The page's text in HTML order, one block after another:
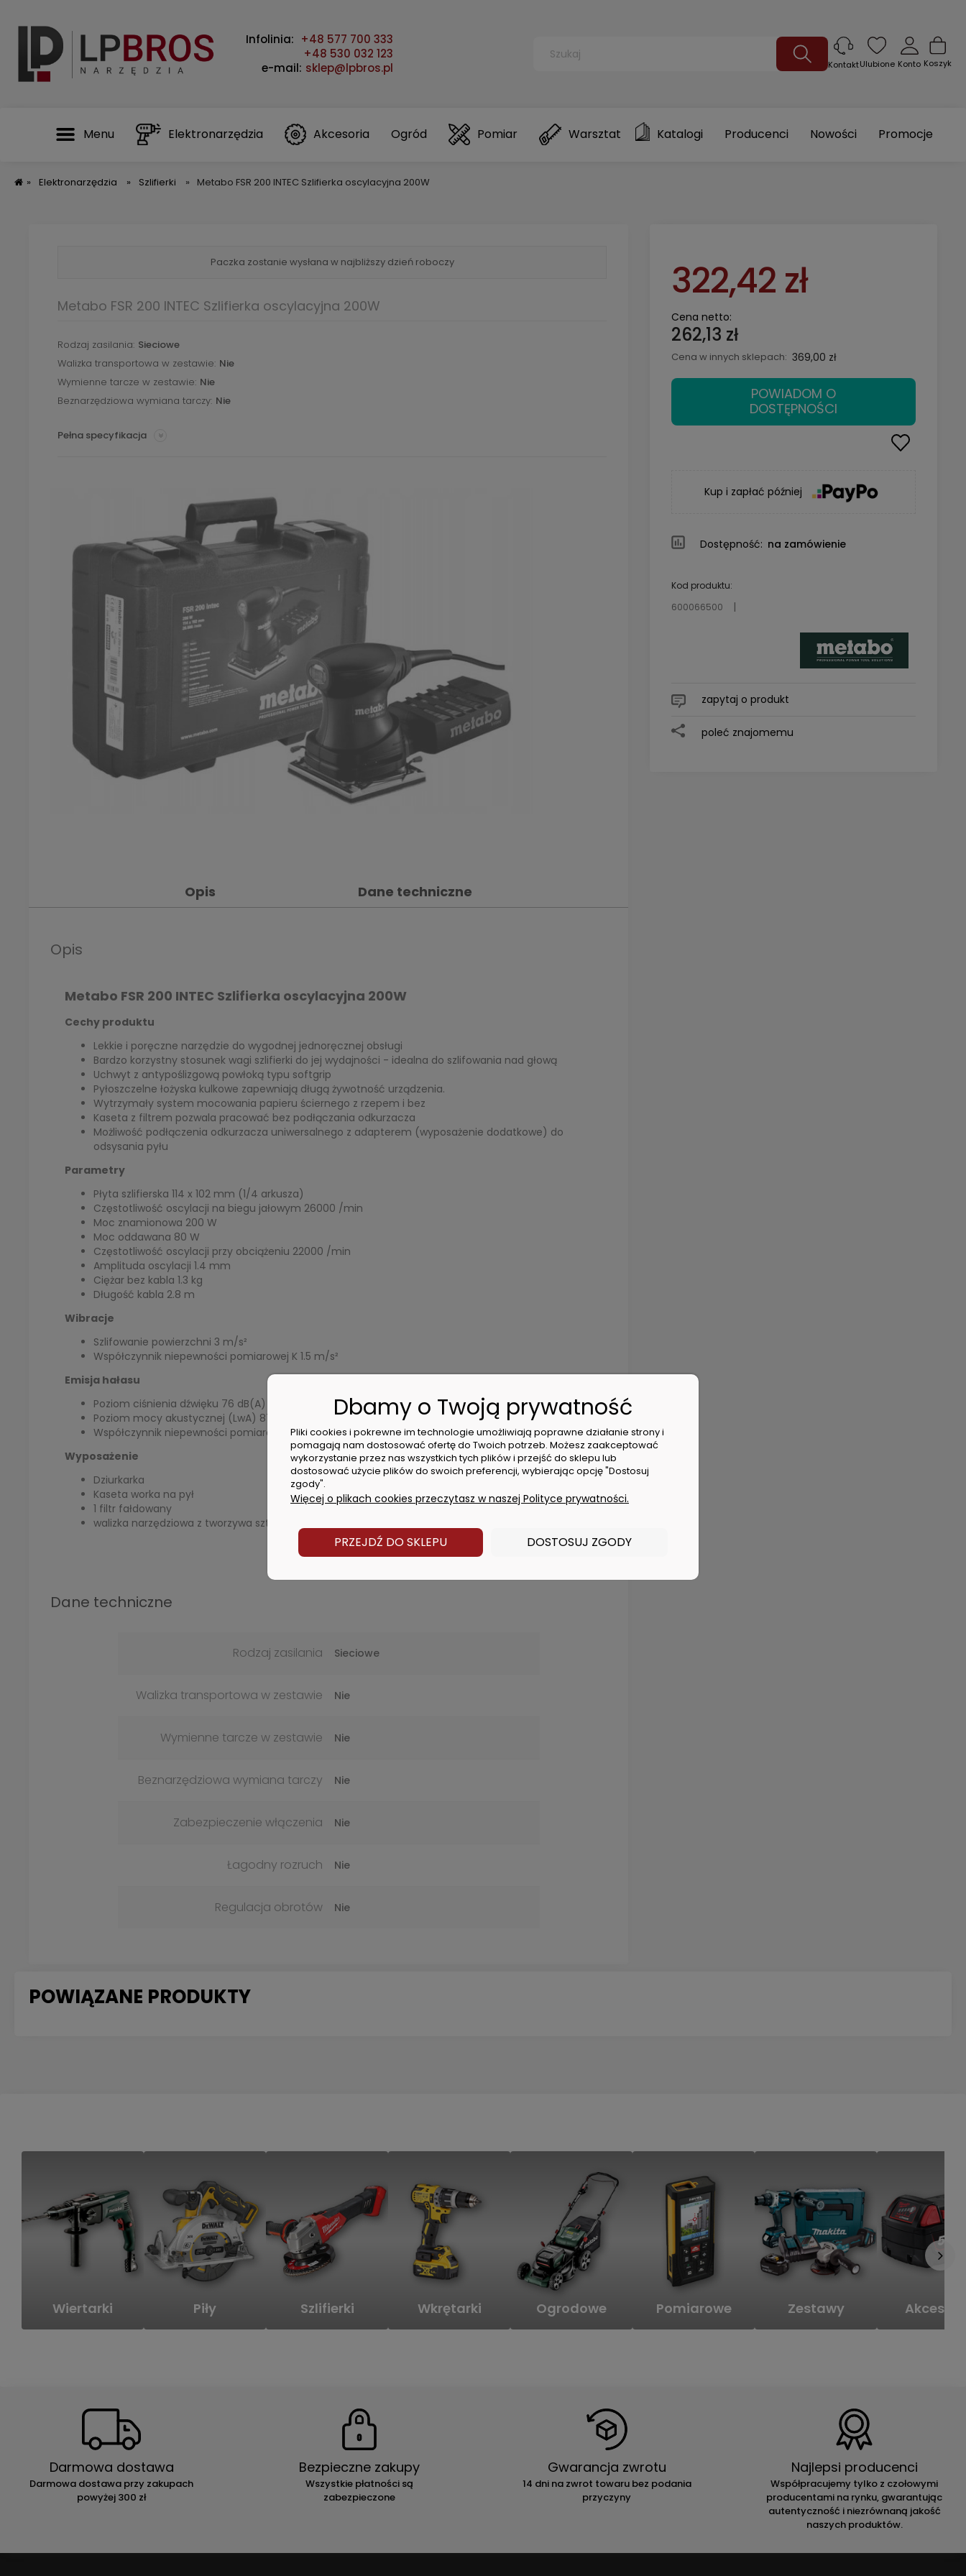
Infolinia: +48 577 700 333
+48 530 032 123
e-mail: sklep@lpbros.pl Koszyk
Konto
Ulubione
Kontakt
Menu Elektronarzędzia Akcesoria Ogród Pomiar Warsztat Katalogi Producenci Nowości Promocje
» Elektronarzędzia » Szlifierki » Metabo FSR 200 INTEC Szlifierka oscylacyjna 200W
Paczka zostanie wysłana w najbliższy dzień roboczy
Metabo FSR 200 INTEC Szlifierka oscylacyjna 200W
Rodzaj zasilania Sieciowe
Walizka transportowa w zestawie Nie
Wymienne tarcze w zestawie Nie
Beznarzędziowa wymiana tarczy Nie
Pełna specyfikacja
Opis Dane techniczne
Opis
Metabo FSR 200 INTEC Szlifierka oscylacyjna 200W
Cechy produktu
Lekkie i poręczne narzędzie do wygodnej jednoręcznej obsługi
Bardzo korzystny stosunek wagi szlifierki do jej wydajności - idealna do szlifowania nad głową
Uchwyt z antypoślizgową powłoką typu softgrip
Pyłoszczelne łożyska kulkowe zapewniają długą żywotność urządzenia.
Wytrzymały system mocowania papieru ściernego z rzepem i bez
Kaseta z filtrem pozwala pracować bez podłączania odkurzacza
Możliwość podłączenia odkurzacza uniwersalnego z adapterem (wyposażenie dodatkowe) do
odsysania pyłu
Parametry
Płyta szlifierska 114 x 102 mm (1/4 arkusza)
Częstotliwość oscylacji na biegu jałowym 26000 /min
Moc znamionowa 200 W
Moc oddawana 80 W
Częstotliwość oscylacji przy obciążeniu 22000 /min
Amplituda oscylacji 1.4 mm
Ciężar bez kabla 1.3 kg
Długość kabla 2.8 m
Wibracje
Szlifowanie powierzchni 3 m/s²
Współczynnik niepewności pomiarowej K 1.5 m/s²
Emisja hałasu
Poziom ciśnienia dźwięku 76 dB(A)
Poziom mocy akustycznej (LwA) 87 dB(A)
Współczynnik niepewności pomiarowej K 3 dB(A)
Wyposażenie
Dziurkarka
Kaseta worka na pył
1 filtr fałdowany
walizka narzędziowa z tworzywa sztucznego
Dane techniczne
Rodzaj zasilania Sieciowe
Walizka transportowa w zestawie Nie
Wymienne tarcze w zestawie Nie
Beznarzędziowa wymiana tarczy Nie
Zabezpieczenie włączenia Nie
Łagodny rozruch Nie
Regulacja obrotów Nie
322,42 zł
Cena netto:
262,13 zł
Cena w innych sklepach: 369,00 zł
POWIADOM O
DOSTĘPNOŚCI
Kup i zapłać później
Dostępność: na zamówienie
Kod produktu:
600066500
zapytaj o produkt
poleć znajomemu
POWIĄZANE PRODUKTY
Wiertarki Piły Szlifierki Wkrętarki Ogrodowe Pomiarowe Zestawy
Darmowa dostawa
Darmowa dostawa przy zakupach
powyżej 300 zł
Bezpieczne zakupy
Wszystkie płatności są
zabezpieczone
Gwarancja zwrotu
14 dni na zwrot towaru bez podania
przyczyny
Najlepsi producenci
Współpracujemy tylko z czołowymi
producentami na rynku, gwarantując
autentyczność i niezrównaną jakość
naszych produktów.
Dbamy o Twoją prywatność
Pliki cookies i pokrewne im technologie umożliwiają poprawne działanie strony i
pomagają nam dostosować ofertę do Twoich potrzeb. Możesz zaakceptować
wykorzystanie przez nas wszystkich tych plików i przejść do sklepu lub
dostosować użycie plików do swoich preferencji, wybierając opcję "Dostosuj
zgody".
Więcej o plikach cookies przeczytasz w naszej Polityce prywatności.
PRZEJDŹ DO SKLEPU DOSTOSUJ ZGODY